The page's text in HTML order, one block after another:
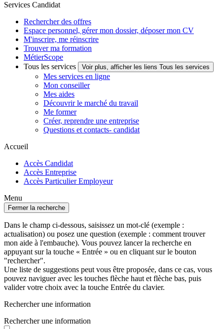
Services Candidat
Rechercher des offres
Espace personnel, gérer mon dossier, déposer mon CV
M'inscrire, me réinscrire
Trouver ma formation
MétierScope
Tous les services
Voir plus, afficher les liens Tous les services
Mes services en ligne
Mon conseiller
Mes aides
Découvrir le marché du travail
Me former
Créer, reprendre une entreprise
Questions et contacts- candidat
Accueil
Accès Candidat
Accès Entreprise
Accès Particulier Employeur
Menu
Fermer la recherche
Dans le champ ci-dessous, saisissez un mot-clé (exemple :
actualisation) ou posez une question (exemple : comment trouver
mon aide à l'embauche). Vous pouvez lancer la recherche en
appuyant sur la touche « Entrée » ou en cliquant sur le bouton
"rechercher".
Une liste de suggestions peut vous être proposée, dans ce cas, vous
pouvez naviguer avec les touches flèche haut et flèche bas, puis
valider votre choix avec la touche Entrée du clavier.
Rechercher une information
Rechercher une information